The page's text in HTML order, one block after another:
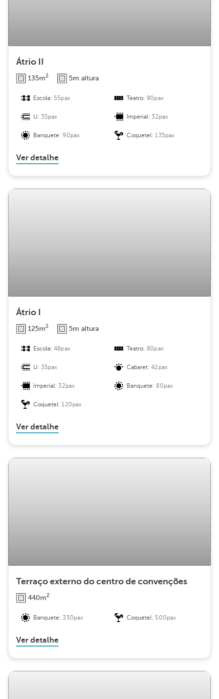
Átrio II
135m2 5m altura
Escola: 55pax Teatro:90pax
U:35pax Imperial:32pax
Banquete:90pax Coquetel:135pax
Ver detalhe
Átrio I
125m2 5m altura
Escola:48pax Teatro:80pax
U:35pax Cabaret:42pax
Imperial:32pax Banquete:80pax
Coquetel:120pax
Ver detalhe
Terraço externo do centro de convenções
440m2
Banquete:350pax Coquetel: 500pax
Ver detalhe